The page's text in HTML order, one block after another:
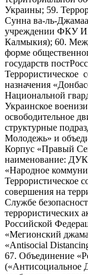
Украины; 59.
Сунна ва-ль-
учреждении ФКУ
Калмыкия); 60.
форме
государств
Террористическое
назначения
Национальной
Украинское
освободительное
структурные
Молодежь» и
Корпус «Правый
наименование: ДУК
«Народное
Террористическое
совершения на
Службе
террористических
Российской
«Мегионский
«Antisocial
67. Объединение
(«Антисоциальное